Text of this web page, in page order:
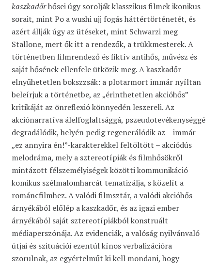
kaszkadőrhősei úgy sorolják klasszikus filmek ikonikus
sorait, mint Po a wushi ujj fogás háttértörténetét, és
azért állják úgy az ütéseket, mint Schwarzi meg
Stallone, mert ők itt a rendezők, a trükkmesterek. A
történetben filmrendező és fiktív antihős, művész és
saját hősének ellenfele ütközik meg. A kaszkadőr
elnyűhetetlen bokszzsák: a plotarmort immár nyíltan
beleírjuk a történetbe, az „érinthetetlen akcióhős”
kritikáját az önreflexió könnyedén leszereli. Az
akciónarratíva álelfoglaltsággá, pszeudotevékenységgé
degradálódik, helyén pedig regenerálódik az – immár
„ez annyira én!”-karakterekkel feltöltött – akciódús
melodráma, mely a sztereotípiák és filmhősökről
mintázott félszemélyiségek közötti kommunikáció
komikus szélmalomharcát tematizálja, s közelít a
románcfilmhez. A valódi filmsztár, a valódi akcióhős
árnyékából előlép a kaszkadőr, és az igazi ember
árnyékából saját sztereotípiákból konstruált
médiaperszónája. Az evidenciák, a valóság nyilvánvaló
útjai és szituációi ezentúl kínos verbalizációra
szorulnak, az egyértelműt ki kell mondani, hogy